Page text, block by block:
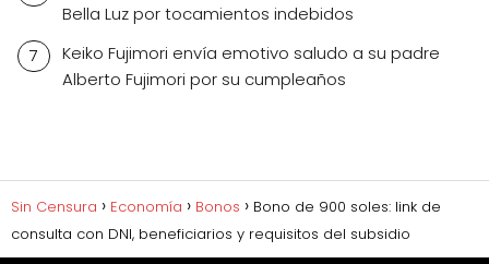
Bella Luz por tocamientos indebidos
Keiko Fujimori envía emotivo saludo a su padre
Alberto Fujimori por su cumpleaños
Sin Censura Economía Bonos
Bono de 900 soles: link de
consulta con DNI, beneficiarios y requisitos del subsidio